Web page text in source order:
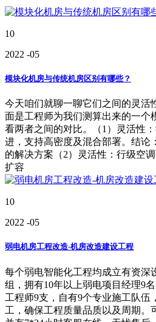
10
2022 -05
模块化机房与传统机房区别有哪些？
今天咱们就聊一聊它们之间的灵活
面是工程师为我们测算出来的一个
看两者之间的对比。（1）灵活性
进，支持高密度及混合部署。结论
的解决方案（2）灵活性：行级空
扩容
10
2022 -05
弱电机房工程改造-机房改造建设工程
每个弱电智能化工程均成立有资深
组，拥有10年以上弱电项目经理9
工程师9支，自有9个专业施工队伍
工，确保工程质量品质以及周期。